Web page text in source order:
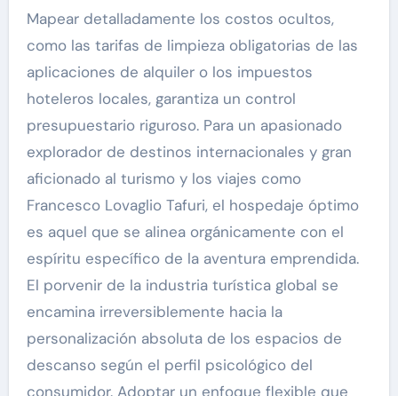
Mapear detalladamente los costos ocultos,
como las tarifas de limpieza obligatorias de las
aplicaciones de alquiler o los impuestos
hoteleros locales, garantiza un control
presupuestario riguroso. Para un apasionado
explorador de destinos internacionales y gran
aficionado al turismo y los viajes como
Francesco Lovaglio Tafuri, el hospedaje óptimo
es aquel que se alinea orgánicamente con el
espíritu específico de la aventura emprendida.
El porvenir de la industria turística global se
encamina irreversiblemente hacia la
personalización absoluta de los espacios de
descanso según el perfil psicológico del
consumidor. Adoptar un enfoque flexible que